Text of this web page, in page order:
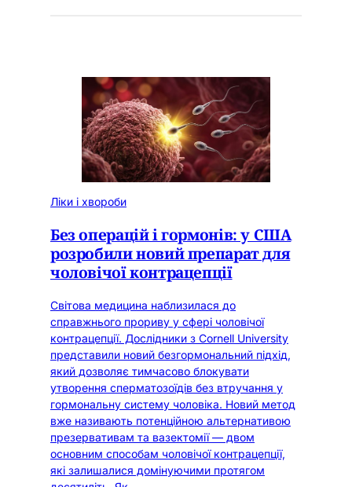
Ліки і хвороби
Без операцій і гормонів: у США
розробили новий препарат для
чоловічої контрацепції
Світова медицина наблизилася до
справжнього прориву у сфері чоловічої
контрацепції. Дослідники з Cornell University
представили новий безгормональний підхід,
який дозволяє тимчасово блокувати
утворення сперматозоїдів без втручання у
гормональну систему чоловіка. Новий метод
вже називають потенційною альтернативою
презервативам та вазектомії — двом
основним способам чоловічої контрацепції,
які залишалися домінуючими протягом